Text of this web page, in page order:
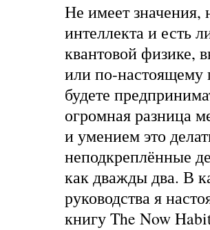
Не имеет значения,
интеллекта и есть
квантовой физике,
или по-настоящему
будете
огромная разница
и умением это
неподкреплённые
как дважды два. В
руководства я
книгу The Now